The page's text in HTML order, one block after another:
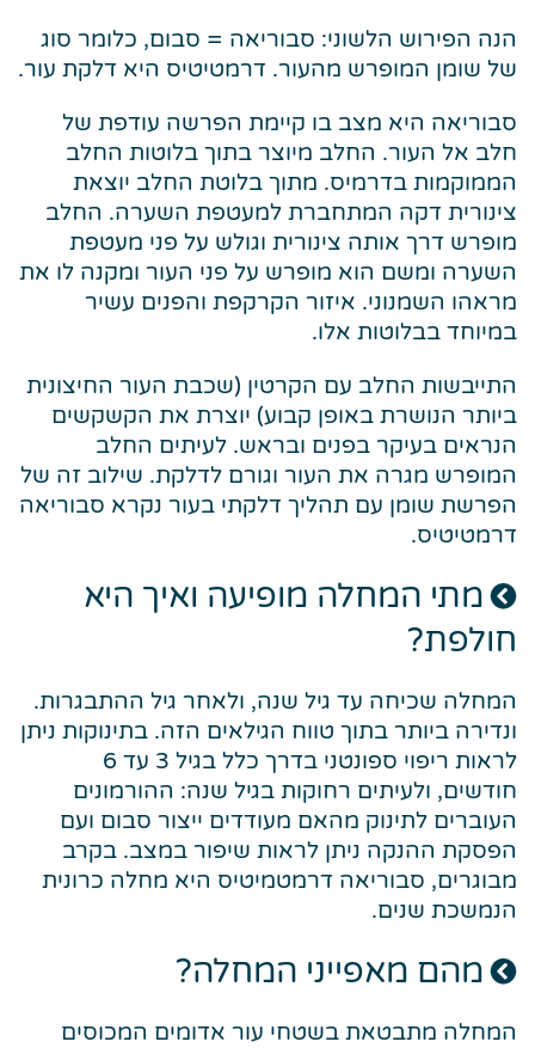
הנה הפירוש הלשוני: סבוריאה = סבום, כלומר סוג
של שומן המופרש מהעור. דרמטיטיס היא דלקת עור.
סבוריאה היא מצב בו קיימת הפרשה עודפת של
חלב אל העור. החלב מיוצר בתוך בלוטות החלב
הממוקמות בדרמיס. מתוך בלוטת החלב יוצאת
צינורית דקה המתחברת למעטפת השערה. החלב
מופרש דרך אותה צינורית וגולש על פני מעטפת
השערה ומשם הוא מופרש על פני העור ומקנה לו את
מראהו השמנוני. איזור הקרקפת והפנים עשיר
במיוחד בבלוטות אלו.
התייבשות החלב עם הקרטין (שכבת העור החיצונית
ביותר הנושרת באופן קבוע) יוצרת את הקשקשים
הנראים בעיקר בפנים ובראש. לעיתים החלב
המופרש מגרה את העור וגורם לדלקת. שילוב זה של
הפרשת שומן עם תהליך דלקתי בעור נקרא סבוריאה
דרמטיטיס.
מתי המחלה מופיעה ואיך היא
חולפת?
המחלה שכיחה עד גיל שנה, ולאחר גיל ההתבגרות.
ונדירה ביותר בתוך טווח הגילאים הזה. בתינוקות ניתן
לראות ריפוי ספונטני בדרך כלל בגיל 3 עד 6
חודשים, ולעיתים רחוקות בגיל שנה: ההורמונים
העוברים לתינוק מהאם מעודדים ייצור סבום ועם
הפסקת ההנקה ניתן לראות שיפור במצב. בקרב
מבוגרים, סבוריאה דרמטמיטיס היא מחלה כרונית
הנמשכת שנים.
מהם מאפייני המחלה?
המחלה מתבטאת בשטחי עור אדומים המכוסים